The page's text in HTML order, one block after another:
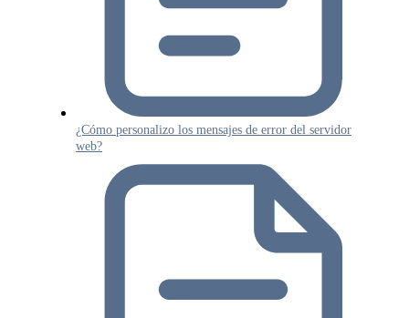
¿Cómo personalizo los mensajes de error del servidor
web?